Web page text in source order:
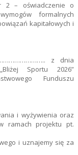
2 – oświadczenie o
formalnych
kapitałowych i
z dnia
Sportu 2026”
Funduszu
i wyżywienia oraz
ramach projektu pt.
i uznajemy się za